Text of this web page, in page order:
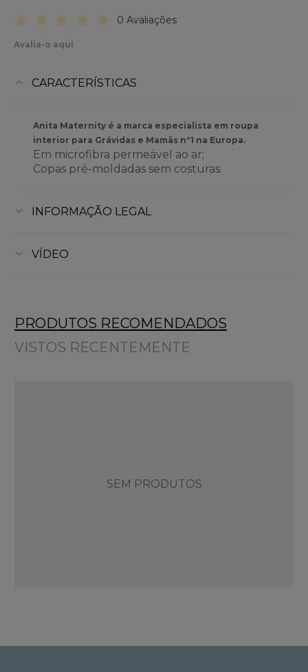
0 Avaliações
Avalia-o aqui
CARACTERÍSTICAS
Anita Maternity é a marca especialista em roupa
interior para Grávidas e Mamãs nº1 na Europa.
Em microfibra permeável ao ar;
Copas pré-moldadas sem costuras.
INFORMAÇÃO LEGAL
VÍDEO
PRODUTOS RECOMENDADOS
VISTOS RECENTEMENTE
SEM PRODUTOS